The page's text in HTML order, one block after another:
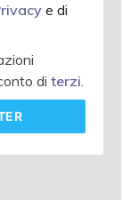
e di
di terzi.